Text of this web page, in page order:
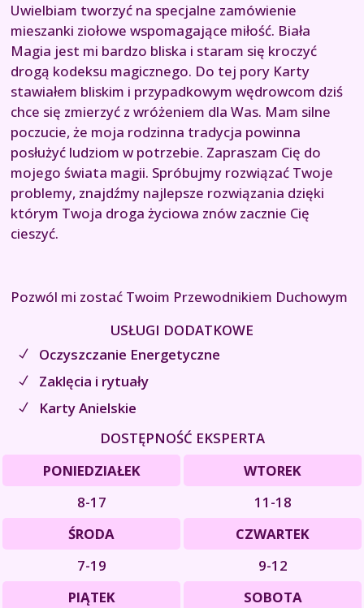
Uwielbiam tworzyć na specjalne zamówienie
mieszanki ziołowe wspomagające miłość. Biała
Magia jest mi bardzo bliska i staram się kroczyć
drogą kodeksu magicznego. Do tej pory Karty
stawiałem bliskim i przypadkowym wędrowcom dziś
chce się zmierzyć z wróżeniem dla Was. Mam silne
poczucie, że moja rodzinna tradycja powinna
posłużyć ludziom w potrzebie. Zapraszam Cię do
mojego świata magii. Spróbujmy rozwiązać Twoje
problemy, znajdźmy najlepsze rozwiązania dzięki
którym Twoja droga życiowa znów zacznie Cię
cieszyć.
Pozwól mi zostać Twoim Przewodnikiem Duchowym
USŁUGI DODATKOWE
Oczyszczanie Energetyczne
Zaklęcia i rytuały
Karty Anielskie
DOSTĘPNOŚĆ EKSPERTA
PONIEDZIAŁEK
8-17
WTOREK
11-18
ŚRODA
7-19
CZWARTEK
9-12
PIĄTEK
SOBOTA